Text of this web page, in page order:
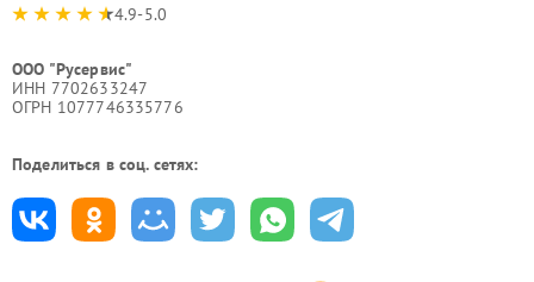
4.9-5.0
ООО "Русервис"
ИНН 7702633247
ОГРН 1077746335776
Поделиться в соц. сетях: